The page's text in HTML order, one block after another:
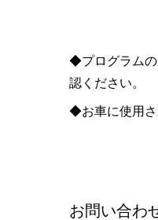
◆プログラムの
認ください。
◆お車に使用さ
お問い合わ